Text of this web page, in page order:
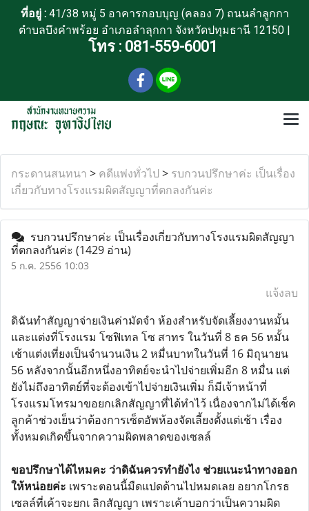
ที่อยู่ :41/38 หมู่ 5 อาคารกอบบุญ (คลอง 7) ถนนลำลูกกา
ตำบลบึงคำพร้อย อำเภอลำลุกกา จังหวัดปทุมธานี 12150 |
โทร : 081-559-6001
กระดานสนทนา > คดีแพ่งทั่วไป > รบกวนปรึกษาค่ะ เป็นเรื่อง
เกี่ยวกับทางโรงแรมผิดสัญญาที่ตกลงกันค่ะ
รบกวนปรึกษาค่ะ เป็นเรื่องเกี่ยวกับทางโรงแรมผิดสัญญา
ที่ตกลงกันค่ะ (1429 อ่าน)
5 ก.ค. 2556 10:03
แจ้งลบ
ดิฉันทำสัญญาจ่ายเงินค่ามัดจำ ห้องสำหรับจัดเลี้ยงงานหมั้น
และแต่งที่โรงแรม โซฟิเทล โซ สาทร ในวันที่ 8 ธค 56 หมั้น
เช้าแต่งเที่ยงเป็นจำนวนเงิน 2 หมื่นบาทในวันที่ 16 มิถุนายน
56 หลังจากนั้นอีกหนึ่งอาทิตย์จะนำไปจ่ายเพิ่มอีก 8 หมื่น แต่
ยังไม่ถึงอาทิตย์ที่จะต้องเข้าไปจ่ายเงินเพิ่ม ก็มีเจ้าหน้าที่
โรงแรมโทรมาขอยกเลิกสัญญาที่ได้ทำไว้ เนื่องจากไม่ได้เช็ค
ลูกค้าช่วงเย็นว่าต้องการเซ็ตอัพห้องจัดเลี้ยงตั้งแต่เช้า เรื่อง
ทั้งหมดเกิดขึ้นจากความผิดพลาดของเซลล์
ขอปรึกษาได้ไหมคะ ว่าดิฉันควรทำยังไง ช่วยแนะนำทางออก
ให้หน่อยค่ะ เพราะตอนนี้มืดแปดด้านไปหมดเลย อยากโกรธ
เซลล์ที่เค้าจะยกเ ลิกสัญญา เพราะเค้าบอกว่าเป็นความผิด